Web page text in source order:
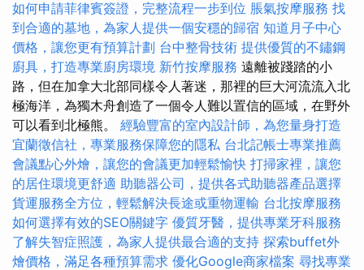
如何申請菲律賓簽證，完整流程一步到位 脹氣按摩服務 找
到合適的墓地，為家人提供一個安穩的歸宿 知道月子中心
價格，讓您更有預算計劃 台中整骨技術 提供優質的不鏽鋼
廚具，打造專業廚房環境 新竹按摩服務 遠離被踐踏的小
路，但在加拿大北部同樣令人著迷，那裡的巨大河流流入北
極海洋，為獨木舟創造了一個令人難以置信的區域，在野外
可以看到北極熊。 經驗豐富的室內設計師，為您量身打造
宜蘭徵信社，專業服務保障您的隱私 台北記帳士專業推薦
會議點心外燴，讓您的會議更加輕鬆愉快 打掃家裡，讓您
的居住環境更舒適 助聽器公司，提供各式助聽器產品選擇
貨運服務全方位，輕鬆解決長途或重物運輸 台北按摩服務
如何選擇有效的SEO關鍵字 優質牙醫，提供專業牙科服務
了解失智症照護，為家人提供最合適的支持 探索buffet外
燴價格，滿足各種預算需求 優化Google商家檔案 尋找專業